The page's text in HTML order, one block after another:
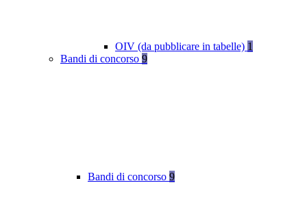
OIV (da pubblicare in tabelle) 1
Bandi di concorso 9
Bandi di concorso 9